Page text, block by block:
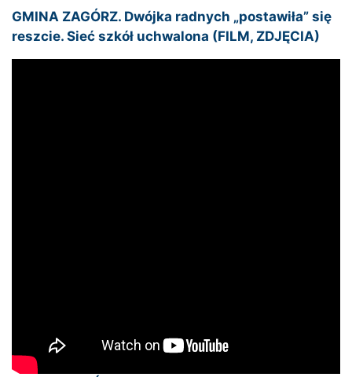
GMINA ZAGÓRZ. Dwójka radnych „postawiła” się
reszcie. Sieć szkół uchwalona (FILM, ZDJĘCIA)